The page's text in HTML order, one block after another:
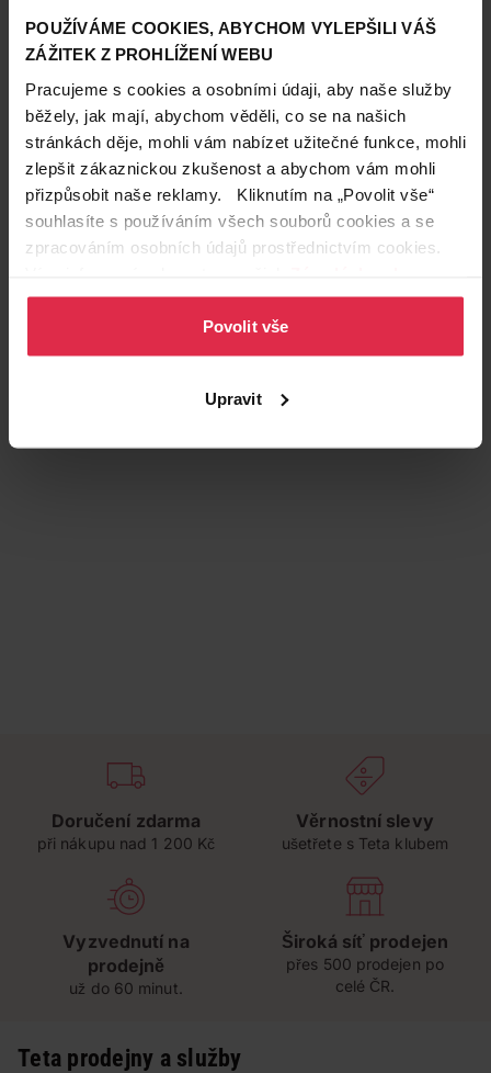
POUŽÍVÁME COOKIES, ABYCHOM VYLEPŠILI VÁŠ
ZÁŽITEK Z PROHLÍŽENÍ WEBU
Pracujeme s cookies a osobními údaji, aby naše služby
běžely, jak mají, abychom věděli, co se na našich
stránkách děje, mohli vám nabízet užitečné funkce, mohli
zlepšit zákaznickou zkušenost a abychom vám mohli
přizpůsobit naše reklamy. Kliknutím na „Povolit vše“
souhlasíte s používáním všech souborů cookies a se
zpracováním osobních údajů prostřednictvím cookies.
osobních údajů.
Povolit vše
Upravit
Doručení zdarma
při nákupu nad 1 200 Kč
Věrnostní slevy
ušetřete s Teta klubem
Vyzvednutí na
prodejně
už do 60 minut.
Široká síť prodejen
přes 500 prodejen po
celé ČR.
Teta prodejny a služby